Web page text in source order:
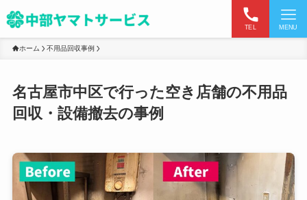
TEL MENU
ホーム 不用品回収事例
名古屋市中区で行った空き店舗の不用品
回収・設備撤去の事例